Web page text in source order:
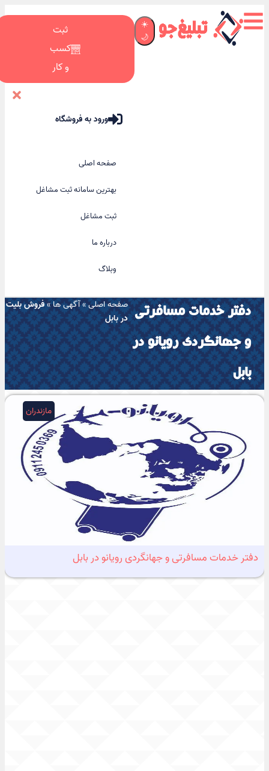
☀️
🌙
ثبت
کسب
و کار
ورود به فروشگاه
صفحه اصلی
بهترین سامانه ثبت مشاغل
ثبت مشاغل
درباره ما
وبلاگ
دفتر خدمات مسافرتی
و جهانگردی رویانو در
بابل
صفحه اصلی»آگهی ها»فروش بلیت
در بابل
مازندران
دفتر خدمات مسافرتی و جهانگردی رویانو در بابل